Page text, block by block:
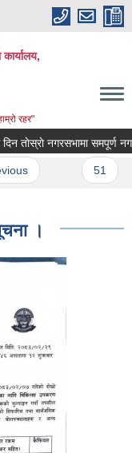
रहर"
मिति २०७५।०३।१०
।